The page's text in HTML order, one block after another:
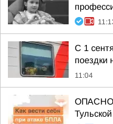
С 1
поездки
11:04